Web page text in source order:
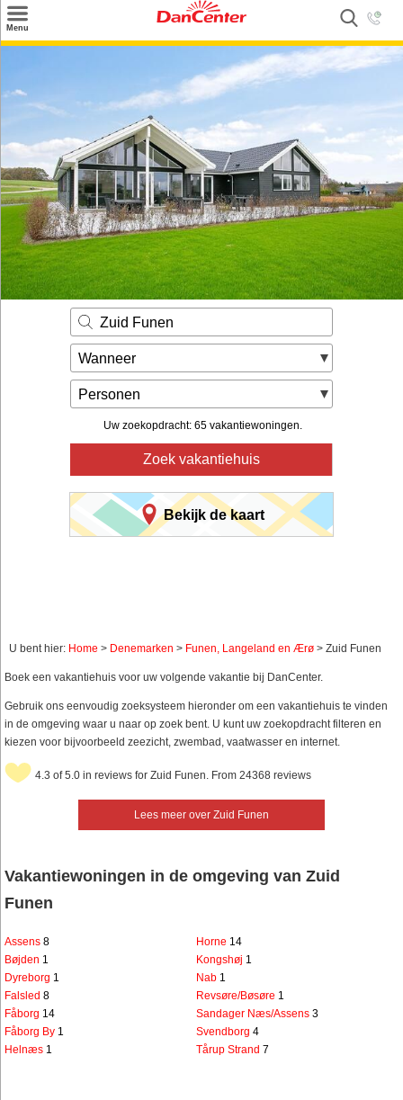
Menu
Service
Kontakt
Zuid Funen
Wanneer
Personen
Uw zoekopdracht: 65 vakantiewoningen.
Zoek vakantiehuis
Bekijk de kaart
U bent hier: Home > Denemarken > Funen, Langeland en Ærø > Zuid Funen
Boek een vakantiehuis voor uw volgende vakantie bij DanCenter.
Gebruik ons eenvoudig zoeksysteem hieronder om een vakantiehuis te vinden
in de omgeving waar u naar op zoek bent. U kunt uw zoekopdracht filteren en
kiezen voor bijvoorbeeld zeezicht, zwembad, vaatwasser en internet.
Lees meer over Zuid Funen
4.3 of 5.0 in reviews for Zuid Funen. From 24368 reviews
Vakantiewoningen in de omgeving van Zuid
Funen
Assens 8
Bøjden 1
Dyreborg 1
Falsled 8
Fåborg 14
Fåborg By 1
Helnæs 1
Horne 14
Kongshøj 1
Nab 1
Revsøre/Bøsøre 1
Sandager Næs/Assens 3
Svendborg 4
Tårup Strand 7